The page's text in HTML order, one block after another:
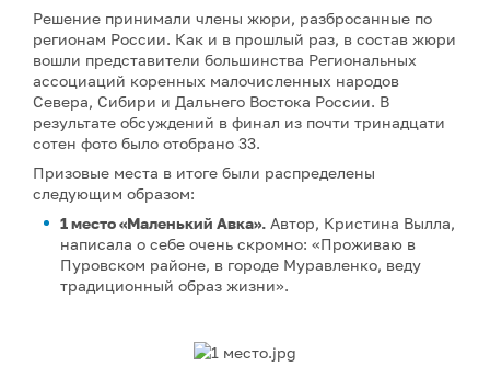
Решение принимали члены жюри, разбросанные по
регионам России. Как и в прошлый раз, в состав жюри
вошли представители большинства Региональных
ассоциаций коренных малочисленных народов
Севера, Сибири и Дальнего Востока России. В
результате обсуждений в финал из почти тринадцати
сотен фото было отобрано 33.
Призовые места в итоге были распределены
следующим образом:
1 место «Маленький Авка». Автор, Кристина Вылла,
написала о себе очень скромно: «Проживаю в
Пуровском районе, в городе Муравленко, веду
традиционный образ жизни».